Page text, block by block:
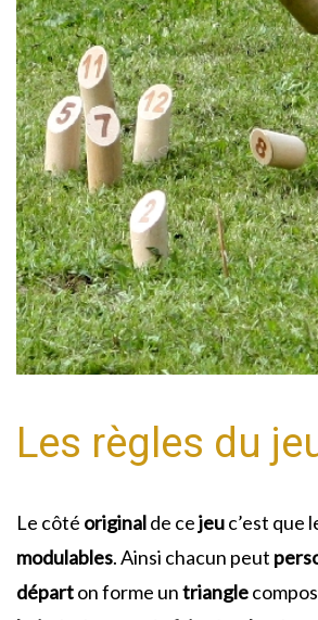
Les règles du
Le côté originalde cejeuc’est que
modulables. Ainsi chacun peut
départon forme untriangle